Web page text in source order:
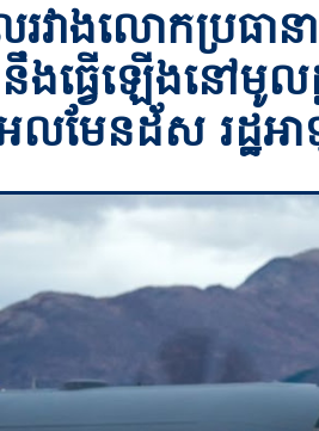
វាងលោកប្រធាន
ធ្វើឡើងនៅមូល
លមែនដ័ស រដ្ឋអា